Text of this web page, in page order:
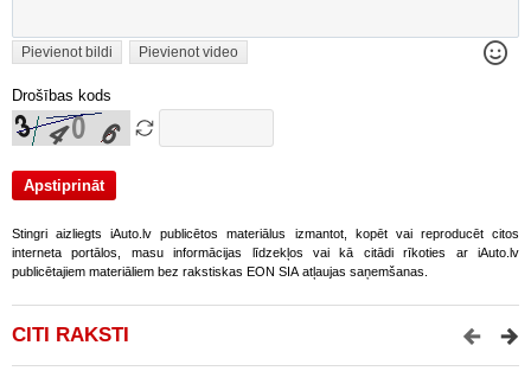
Pievienot bildi Pievienot video
Drošības kods
Stingri aizliegts iAuto.lv publicētos materiālus izmantot, kopēt vai reproducēt citos
interneta portālos, masu informācijas līdzekļos vai kā citādi rīkoties ar iAuto.lv
publicētajiem materiāliem bez rakstiskas EON SIA atļaujas saņemšanas.
CITI RAKSTI